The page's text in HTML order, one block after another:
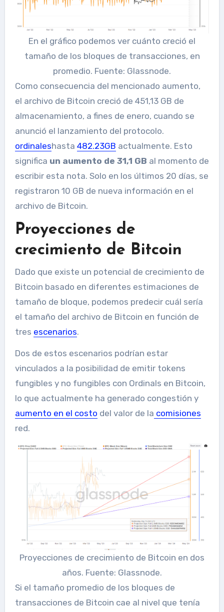
En el gráfico podemos ver cuánto creció el
tamaño de los bloques de transacciones, en
promedio. Fuente: Glassnode.
Como consecuencia del mencionado aumento,
el archivo de Bitcoin creció de 451,13 GB de
almacenamiento, a fines de enero, cuando se
anunció el lanzamiento del protocolo.
ordinaleshasta 482.23GB actualmente. Esto
significa un aumento de 31,1 GB al momento de
escribir esta nota. Solo en los últimos 20 días, se
registraron 10 GB de nueva información en el
archivo de Bitcoin.
Proyecciones de
crecimiento de Bitcoin
Dado que existe un potencial de crecimiento de
Bitcoin basado en diferentes estimaciones de
tamaño de bloque, podemos predecir cuál sería
el tamaño del archivo de Bitcoin en función de
tres escenarios.
Dos de estos escenarios podrían estar
vinculados a la posibilidad de emitir tokens
fungibles y no fungibles con Ordinals en Bitcoin,
lo que actualmente ha generado congestión y
aumento en el costo del valor de la comisiones
red.
Proyecciones de crecimiento de Bitcoin en dos
años. Fuente: Glassnode.
Si el tamaño promedio de los bloques de
transacciones de Bitcoin cae al nivel que tenía